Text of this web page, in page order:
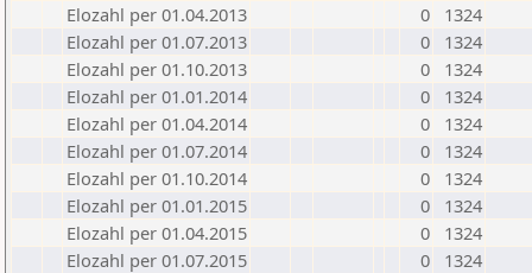
Elozahl per 01.04.2013
0
1324
Elozahl per 01.07.2013
0
1324
Elozahl per 01.10.2013
0
1324
Elozahl per 01.01.2014
0
1324
Elozahl per 01.04.2014
0
1324
Elozahl per 01.07.2014
0
1324
Elozahl per 01.10.2014
0
1324
Elozahl per 01.01.2015
0
1324
Elozahl per 01.04.2015
0
1324
Elozahl per 01.07.2015
0
1324